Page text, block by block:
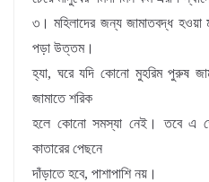
৩। মহিলাদের জন্য জামাতবদ্ধ হওয়া
পড়া উত্তম।
হ্যা, ঘরে যদি কোনাে মুহরিম পুরুষ
জামাতে শরিক
হলে কোনাে সমস্যা নেই। তবে এ
কাতারের পেছনে
দাঁড়াতে হবে, পাশাপাশি নয়।